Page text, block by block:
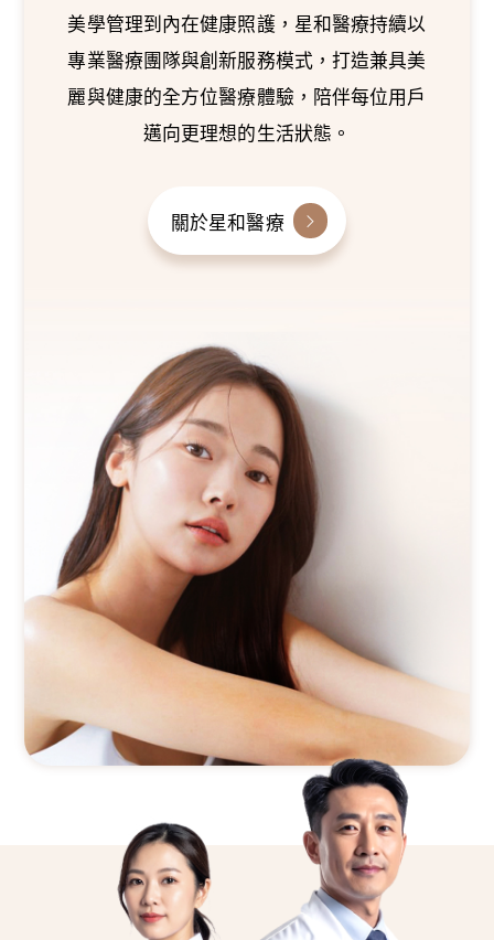
美學管理到內在健康照護，星和醫療持續以
專業醫療團隊與創新服務模式，打造兼具美
麗與健康的全方位醫療體驗，陪伴每位用戶
邁向更理想的生活狀態。
關於星和醫療